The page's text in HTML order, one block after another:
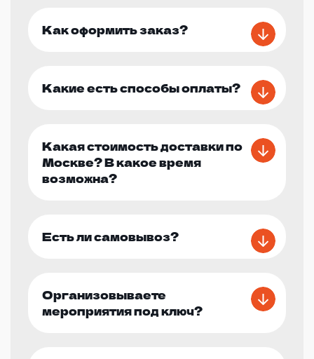
Как оформить заказ?
Какие есть способы оплаты?
Какая стоимость доставки по
Москве? В какое время
возможна?
Есть ли самовывоз?
Организовываете
мероприятия под ключ?